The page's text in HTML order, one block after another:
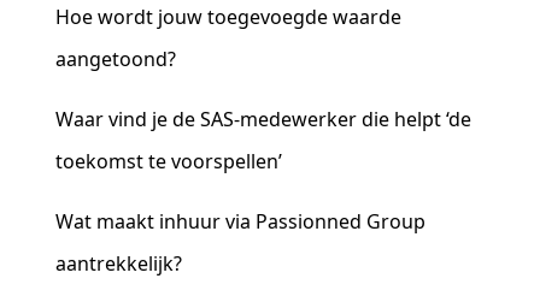
Hoe wordt jouw toegevoegde waarde
aangetoond?
Waar vind je de SAS-medewerker die helpt ‘de
toekomst te voorspellen’
Wat maakt inhuur via Passionned Group
aantrekkelijk?